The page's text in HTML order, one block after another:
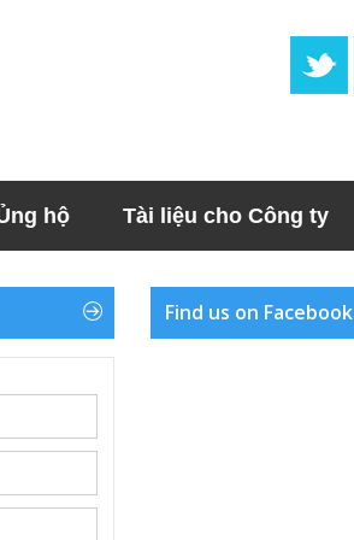
hộ Tài liệu cho Công ty
Find us on Facebook